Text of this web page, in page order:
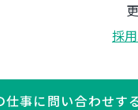
採
仕事に問い合わせす